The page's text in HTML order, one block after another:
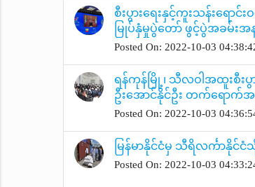
စီးပွားရေးနှင့်ကူးသန်းရောင်
မြုပ်နှံမှုပွဲတော် ဖွင့်ပွဲအခမ်းအ
Posted On: 2022-10-03
ရန်ကုန်မြို့၊ သီလဝါအထူးစီးပွာ
ဦးအောင်နိုင်ဦး တက်ရောက်အမှ
Posted On: 2022-10-03
မြန်မာနိုင်ငံမှ သီရိလင်္ကာနိုင်
Posted On: 2022-10-03